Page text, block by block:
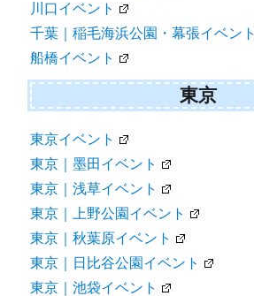
川口イベント
千葉｜稲毛海浜公園・幕張イベント
船橋イベント
東京
東京イベント
東京｜墨田イベント
東京｜浅草イベント
東京｜上野公園イベント
東京｜秋葉原イベント
東京｜日比谷公園イベント
東京｜池袋イベント